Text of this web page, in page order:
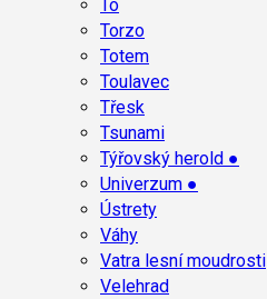
To
Torzo
Totem
Toulavec
Třesk
Tsunami
Týřovský herold ●
Univerzum ●
Ústrety
Váhy
Vatra lesní moudrosti
Velehrad